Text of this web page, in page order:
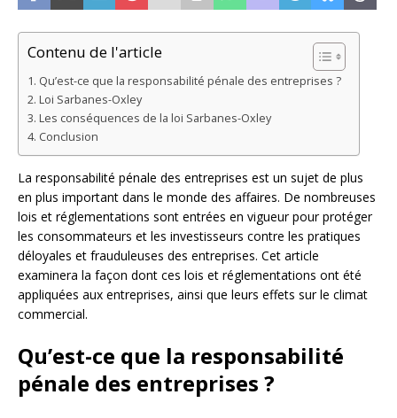
Contenu de l'article
Qu’est-ce que la responsabilité pénale des entreprises ?
Loi Sarbanes-Oxley
Les conséquences de la loi Sarbanes-Oxley
Conclusion
La responsabilité pénale des entreprises est un sujet de plus
en plus important dans le monde des affaires. De nombreuses
lois et réglementations sont entrées en vigueur pour protéger
les consommateurs et les investisseurs contre les pratiques
déloyales et frauduleuses des entreprises. Cet article
examinera la façon dont ces lois et réglementations ont été
appliquées aux entreprises, ainsi que leurs effets sur le climat
commercial.
Qu’est-ce que la responsabilité
pénale des entreprises ?